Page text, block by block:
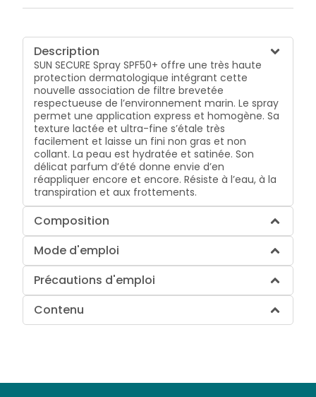
Description
SUN SECURE Spray SPF50+ offre une très haute
protection dermatologique intégrant cette
nouvelle association de filtre brevetée
respectueuse de l’environnement marin. Le spray
permet une application express et homogène. Sa
texture lactée et ultra-fine s’étale très
facilement et laisse un fini non gras et non
collant. La peau est hydratée et satinée. Son
délicat parfum d’été donne envie d’en
réappliquer encore et encore. Résiste à l’eau, à la
transpiration et aux frottements.
Composition
Mode d'emploi
Précautions d'emploi
Contenu